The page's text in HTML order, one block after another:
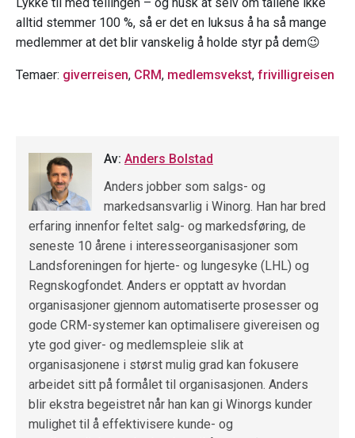
alltid stemmer 100 %, så er det en luksus å ha så mange
medlemmer at det blir vanskelig å holde styr på dem😉
Temaer: giverreisen, CRM, medlemsvekst, frivilligreisen
Av: Anders Bolstad
Anders jobber som salgs- og
markedsansvarlig i Winorg. Han har bred
erfaring innenfor feltet salg- og markedsføring, de
seneste 10 årene i interesseorganisasjoner som
Landsforeningen for hjerte- og lungesyke (LHL) og
Regnskogfondet. Anders er opptatt av hvordan
organisasjoner gjennom automatiserte prosesser og
gode CRM-systemer kan optimalisere givereisen og
yte god giver- og medlemspleie slik at
organisasjonene i størst mulig grad kan fokusere
arbeidet sitt på formålet til organisasjonen. Anders
blir ekstra begeistret når han kan gi Winorgs kunder
mulighet til å effektivisere kunde- og